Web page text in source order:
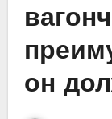
он